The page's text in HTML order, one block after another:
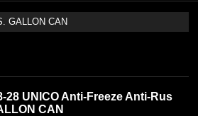
GALLON CAN
28 UNICO Anti-Freeze Anti-Rus
CAN